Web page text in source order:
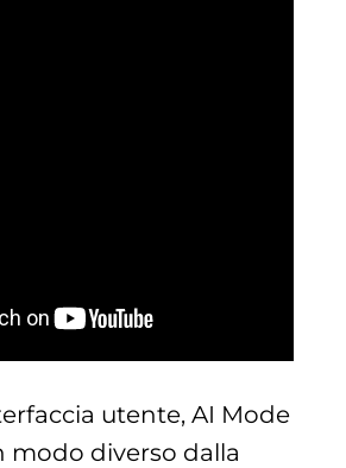
utente, AI Mode
modo diverso dalla